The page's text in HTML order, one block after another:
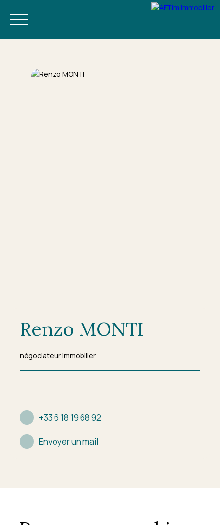
Renzo MONTI
négociateur immobilier
+33 6 18 19 68 92
Envoyer un mail